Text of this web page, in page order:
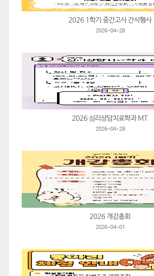
2026 1학기 중간고사 간식행사
2026-04-28
2026 심리상담치료학과 MT
2026-04-28
2026 개강총회
2026-04-01